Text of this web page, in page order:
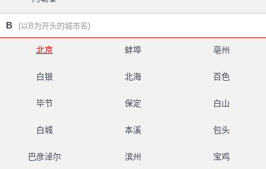
B (以B为开头的城市名)
北京 蚌埠 亳州
白银 北海 百色
毕节 保定 白山
白城 本溪 包头
巴彦淖尔 滨州 宝鸡